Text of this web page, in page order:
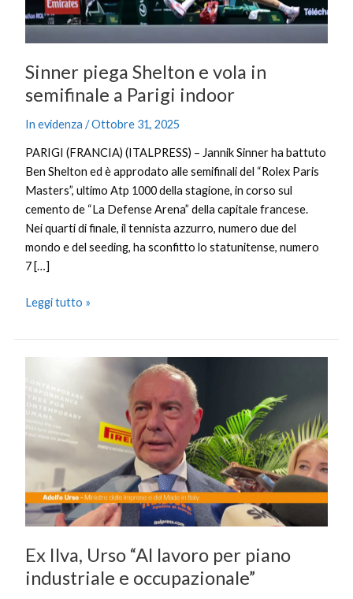
Sinner piega Shelton e vola in
semifinale a Parigi indoor
In evidenza /Ottobre 31, 2025
PARIGI (FRANCIA) (ITALPRESS) – Jannik Sinner ha battuto
Ben Shelton ed è approdato alle semifinali del “Rolex Paris
Masters”, ultimo Atp 1000 della stagione, in corso sul
cemento de “La Defense Arena” della capitale francese.
Nei quarti di finale, il tennista azzurro, numero due del
mondo e del seeding, ha sconfitto lo statunitense, numero
7 […]
indoor
Leggi tutto »
Ex Ilva, Urso “Al lavoro per piano
industriale e occupazionale”
Urso
lavoro
per
industriale
e